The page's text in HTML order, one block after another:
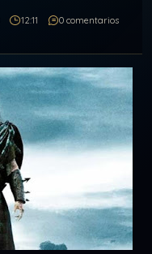
12:11 0 comentarios